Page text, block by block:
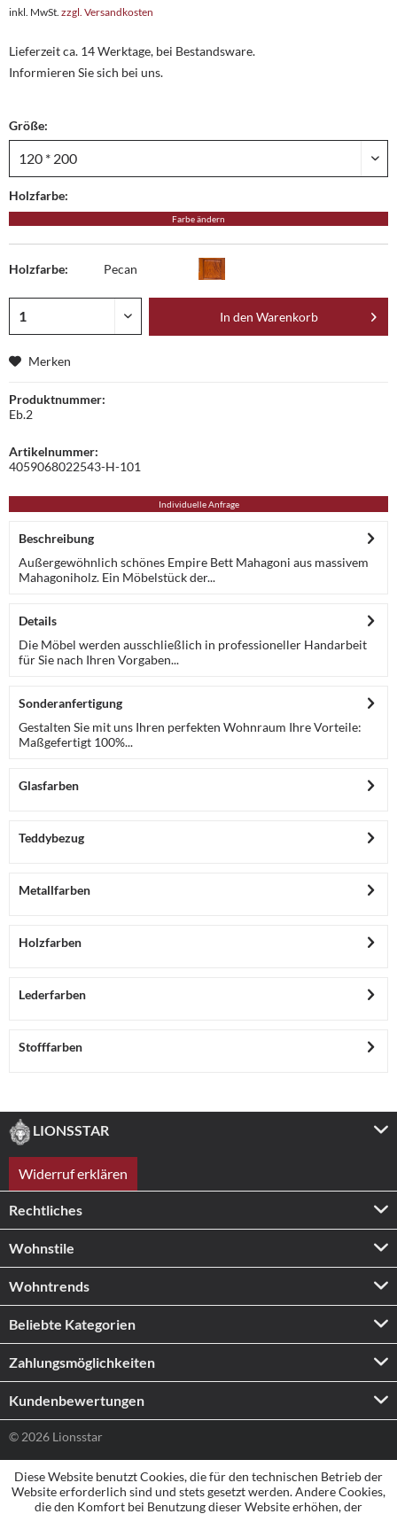
inkl. MwSt. zzgl. Versandkosten
Lieferzeit ca. 14 Werktage, bei Bestandsware.
Informieren Sie sich bei uns.
Größe:
Holzfarbe:
Farbe ändern
Holzfarbe: Pecan
In den Warenkorb
Merken
Produktnummer:
Eb.2
Artikelnummer:
4059068022543-H-101
Individuelle Anfrage
Beschreibung
Außergewöhnlich schönes Empire Bett Mahagoni aus massivem
Mahagoniholz. Ein Möbelstück der...
Details
Die Möbel werden ausschließlich in professioneller Handarbeit
für Sie nach Ihren Vorgaben...
Sonderanfertigung
Gestalten Sie mit uns Ihren perfekten Wohnraum Ihre Vorteile:
Maßgefertigt 100%...
Glasfarben
Teddybezug
Metallfarben
Holzfarben
Lederfarben
Stofffarben
LIONSSTAR
Widerruf erklären
Rechtliches
Wohnstile
Wohntrends
Beliebte Kategorien
Zahlungs­möglichkeiten
Kundenbewertungen
© 2026 Lionsstar
Diese Website benutzt Cookies, die für den technischen Betrieb der
Website erforderlich sind und stets gesetzt werden. Andere Cookies,
die den Komfort bei Benutzung dieser Website erhöhen, der